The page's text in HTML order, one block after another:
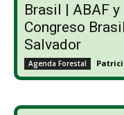
Brasil | ABAF
Congreso
Salvador
Agenda Forestal